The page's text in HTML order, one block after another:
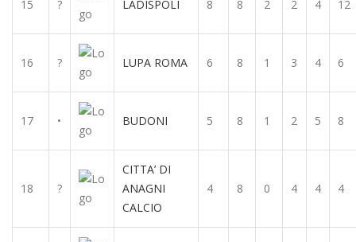
15 ? LADISPOLI 8 8 2 2 4 12
16 ? LUPA ROMA 6 8 1 3 4 6
17 • BUDONI 5 8 1 2 5 8
18 ?
CITTA’ DI
ANAGNI
CALCIO
4 8 0 4 4 4